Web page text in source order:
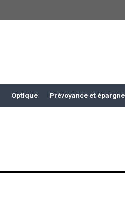
Optique Prévoyance et épargne